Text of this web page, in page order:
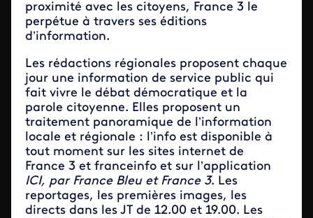
proximité avec les citoyens, France 3 le
perpétue à travers ses éditions
d’information.
Les rédactions régionales proposent chaque
jour une information de service public qui
fait vivre le débat démocratique et la
parole citoyenne. Elles proposent un
traitement panoramique de l’information
locale et régionale : l’info est disponible à
tout moment sur les sites internet de
France 3 et franceinfo et sur l’application
ICI, par France Bleu et France 3. Les
reportages, les premières images, les
directs dans les JT de 12.00 et 19.00. Les